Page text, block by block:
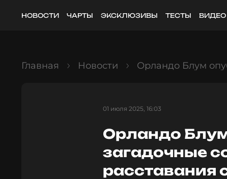
НОВОСТИ ЧАРТЫ ЭКСКЛЮЗИВЫ ТЕСТЫ ВИДЕО
Главная Новости Орландо Блум
01 июля 2025, 16:03
Орландо
загадочные
расставания